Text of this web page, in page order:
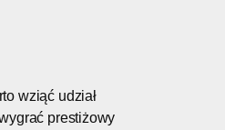
wziąć udział
prestiżowy